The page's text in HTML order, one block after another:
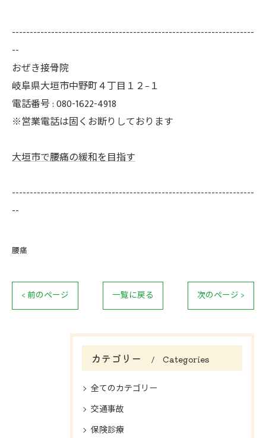
--------------------------------------------------------------------
--
おぜき接骨院
岐阜県大垣市中野町４丁目１２−１
電話番号 : 080-1622-4918
※営業電話は固くお断りしております
大垣市で腰痛の緩和を目指す
--------------------------------------------------------------------
--
腰痛
< 前のページ 一覧に戻る 次のページ >
カテゴリー Categories
全てのカテゴリー
交通事故
保険診療